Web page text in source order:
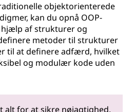
objektorienterede
kan du opnå OOP-
af strukturer og
metoder til strukturer
til at definere adfærd, hvilket
og modulær kode uden
alt for at sikre nøjagtighed,